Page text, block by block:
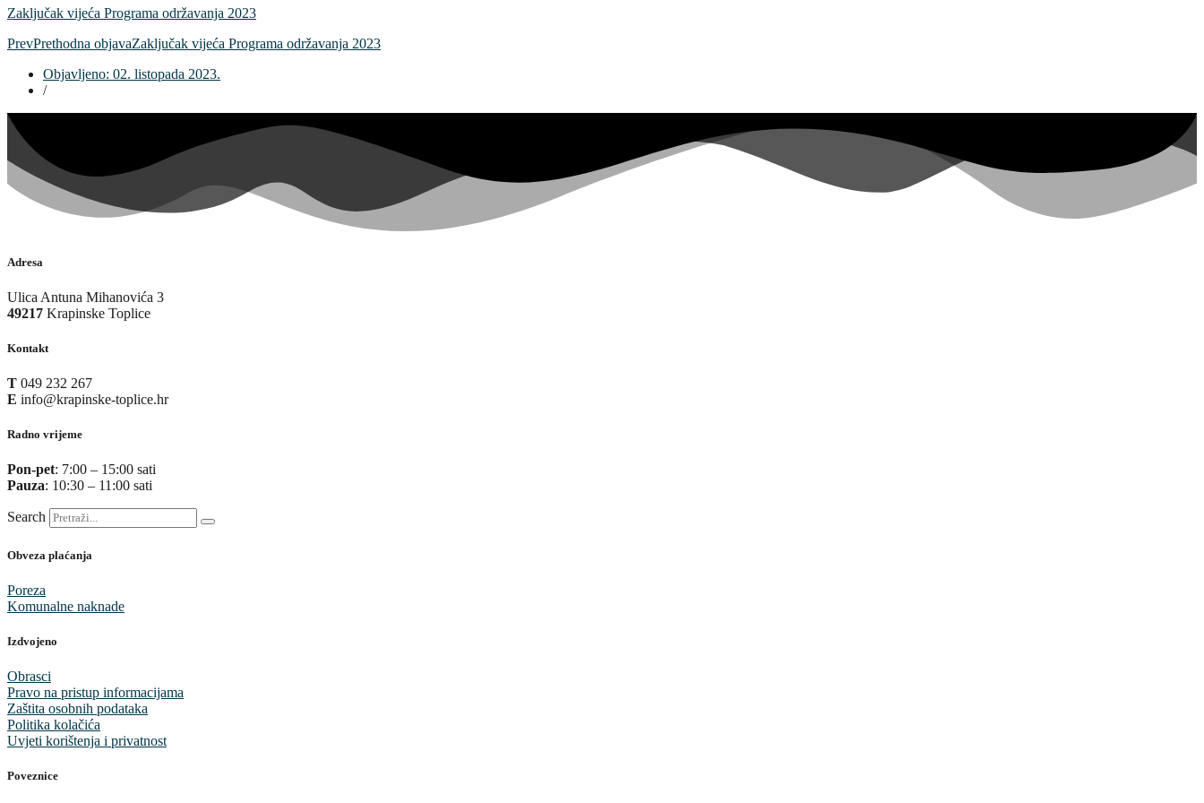
Zaključak vijeća Programa održavanja 2023
PrevPrethodna objavaZaključak vijeća Programa održavanja 2023
Objavljeno: 02. listopada 2023.
/
Adresa
Ulica Antuna Mihanovića 3
49217 Krapinske Toplice
Kontakt
T 049 232 267
E info@krapinske-toplice.hr
Radno vrijeme
Pon-pet: 7:00 – 15:00 sati
Pauza: 10:30 – 11:00 sati
Search
Obveza plaćanja
Poreza
Komunalne naknade
Izdvojeno
Obrasci
Pravo na pristup informacijama
Zaštita osobnih podataka
Politika kolačića
Uvjeti korištenja i privatnost
Poveznice